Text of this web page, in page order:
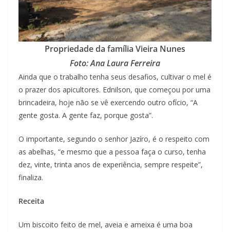
Propriedade da família Vieira Nunes
Foto: Ana Laura Ferreira
Ainda que o trabalho tenha seus desafios, cultivar o mel é
o prazer dos apicultores. Ednilson, que começou por uma
brincadeira, hoje não se vê exercendo outro ofício, “A
gente gosta. A gente faz, porque gosta”.
O importante, segundo o senhor Jazíro, é o respeito com
as abelhas, “e mesmo que a pessoa faça o curso, tenha
dez, vinte, trinta anos de experiência, sempre respeite”,
finaliza.
Receita
Um biscoito feito de mel, aveia e ameixa é uma boa